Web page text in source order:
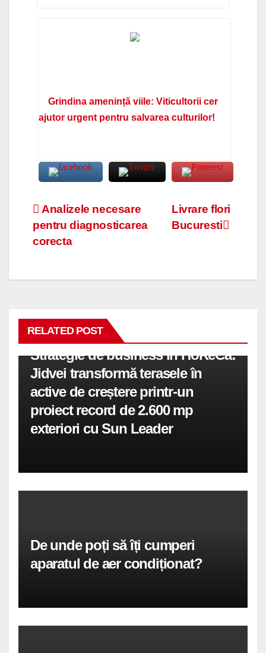
Grindina amenință viile: Viticultorii cer
ajutor urgent pentru salvarea culturilor!
Navigare
în
Livrare flori
Bucuresti
Analizele necesare
pentru diagnosticarea
corecta
RELATED POST
Strategie de business în HoReCa:
Jidvei transformă terasele în
active de creștere printr-un
proiect record de 2.600 mp
exteriori cu Sun Leader
De unde poți să îți cumperi
aparatul de aer condiționat?